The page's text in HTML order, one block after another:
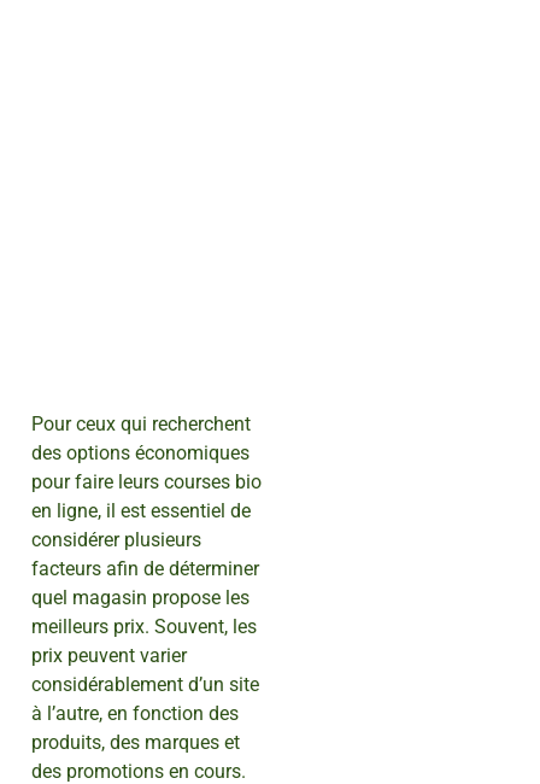
Pour ceux qui recherchent
des options économiques
pour faire leurs courses bio
en ligne, il est essentiel de
considérer plusieurs
facteurs afin de déterminer
quel magasin propose les
meilleurs prix. Souvent, les
prix peuvent varier
considérablement d’un site
à l’autre, en fonction des
produits, des marques et
des promotions en cours.